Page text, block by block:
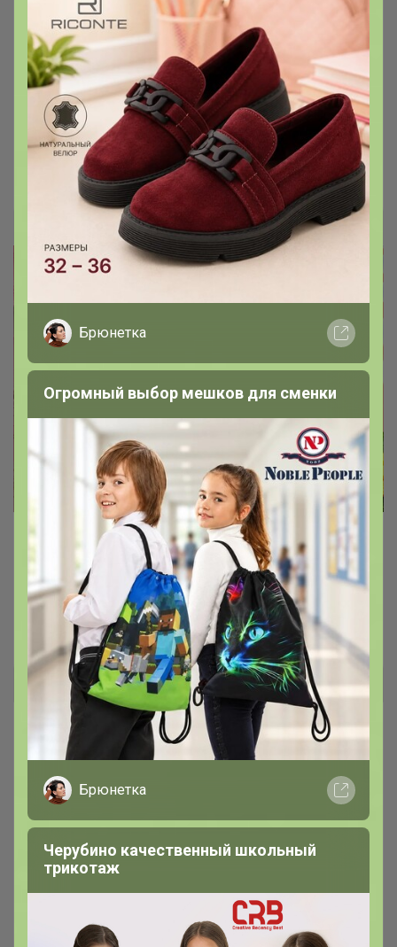
Предзаказ следующего лета:
невероятно лёгкая и мягкая обувь из
Испании ☀️
Можно стирать в машинке
Брюнетка
Ароматные средства БУНТ
Натуральные
Овежают, увлажняют, питают
Bonditka
Брюнетка
Огромный выбор мешков для сменки
Брюнетка
Черубино качественный школьный
трикотаж